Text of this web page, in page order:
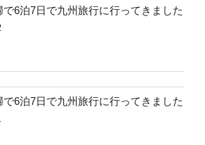
で6泊7日で九州旅行に行ってきました
で6泊7日で九州旅行に行ってきました